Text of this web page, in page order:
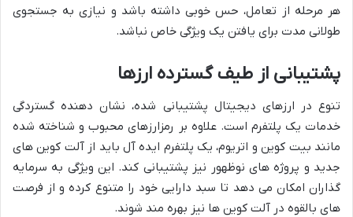
هر مرحله از تعامل، حس خوبی داشته باشد و نیازی به جستجوی
طولانی مدت برای یافتن یک ویژگی خاص نباشد.
پشتیبانی از طیف گسترده ارزها
تنوع در ارزهای دیجیتال پشتیبانی شده، نشان دهنده گستردگی
خدمات یک پلتفرم است. علاوه بر رمزارزهای محبوب و شناخته شده
مانند بیت کوین و اتریوم، یک پلتفرم ایده آل باید از آلت کوین های
جدید و پروژه های نوظهور نیز پشتیبانی کند. این ویژگی به سرمایه
گذاران امکان می دهد تا سبد دارایی خود را متنوع کرده و از فرصت
های بالقوه در آلت کوین ها نیز بهره مند شوند.